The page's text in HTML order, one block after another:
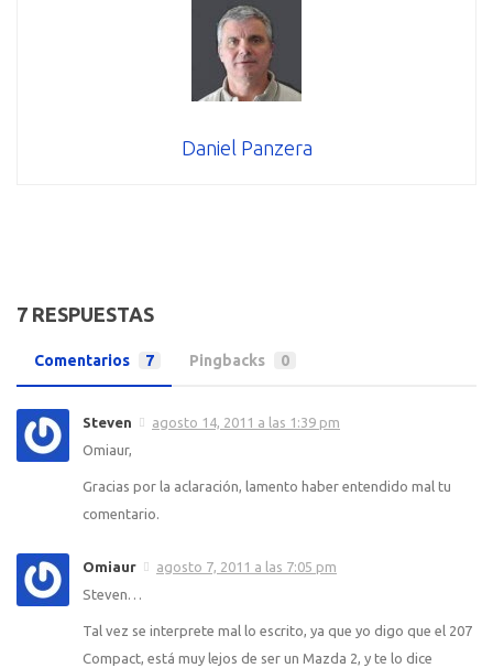
Daniel Panzera
7 RESPUESTAS
Comentarios 7 Pingbacks 0
Steven
agosto 14, 2011 a las 1:39 pm
Omiaur,
Gracias por la aclaración, lamento haber entendido mal tu
comentario.
Omiaur
agosto 7, 2011 a las 7:05 pm
Steven…
Tal vez se interprete mal lo escrito, ya que yo digo que el 207
Compact, está muy lejos de ser un Mazda 2, y te lo dice